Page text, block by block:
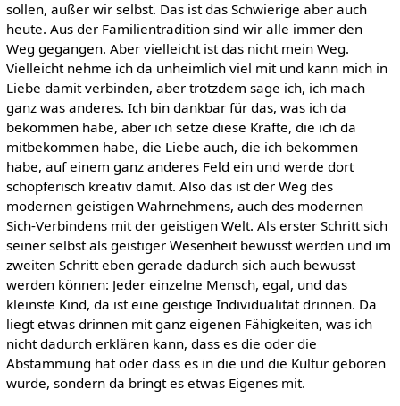
sollen, außer wir selbst. Das ist das Schwierige aber auch
heute. Aus der Familientradition sind wir alle immer den
Weg gegangen. Aber vielleicht ist das nicht mein Weg.
Vielleicht nehme ich da unheimlich viel mit und kann mich in
Liebe damit verbinden, aber trotzdem sage ich, ich mach
ganz was anderes. Ich bin dankbar für das, was ich da
bekommen habe, aber ich setze diese Kräfte, die ich da
mitbekommen habe, die Liebe auch, die ich bekommen
habe, auf einem ganz anderes Feld ein und werde dort
schöpferisch kreativ damit. Also das ist der Weg des
modernen geistigen Wahrnehmens, auch des modernen
Sich-Verbindens mit der geistigen Welt. Als erster Schritt sich
seiner selbst als geistiger Wesenheit bewusst werden und im
zweiten Schritt eben gerade dadurch sich auch bewusst
werden können: Jeder einzelne Mensch, egal, und das
kleinste Kind, da ist eine geistige Individualität drinnen. Da
liegt etwas drinnen mit ganz eigenen Fähigkeiten, was ich
nicht dadurch erklären kann, dass es die oder die
Abstammung hat oder dass es in die und die Kultur geboren
wurde, sondern da bringt es etwas Eigenes mit.